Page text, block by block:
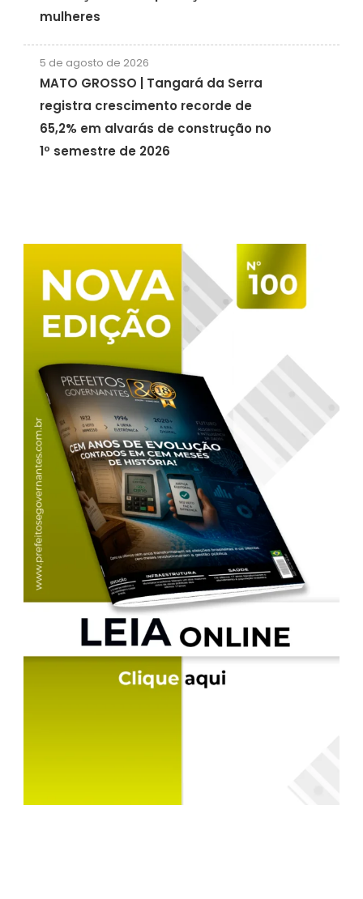
mulheres
5 de agosto de 2026
MATO GROSSO | Tangará da Serra
registra crescimento recorde de
65,2% em alvarás de construção no
1º semestre de 2026